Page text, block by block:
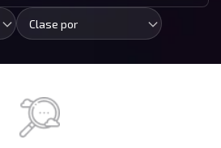
Clase por